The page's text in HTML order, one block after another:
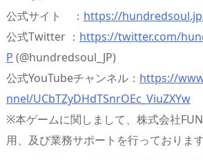
公式サイト ： https://
公式Twitter ： https://twitter.com/
P (@hundredsoul_JP)
公式YouTubeチャンネル： https://
nnel/UCbTZyDHdTSnrOEc_ViuZXYw
※本ゲームに関しまして、株式会社
⽤、及び業務サポートを⾏っております